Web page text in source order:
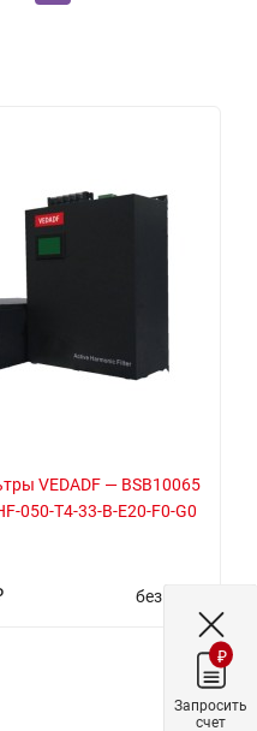
VEDADF — BSB10065
050-T4-33-B-E20-F0-G0
без НДС
₽
Запросить
счет